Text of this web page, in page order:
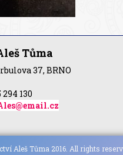
Tůma
37, BRNO
130
Aleš Tůma 2016. All rights